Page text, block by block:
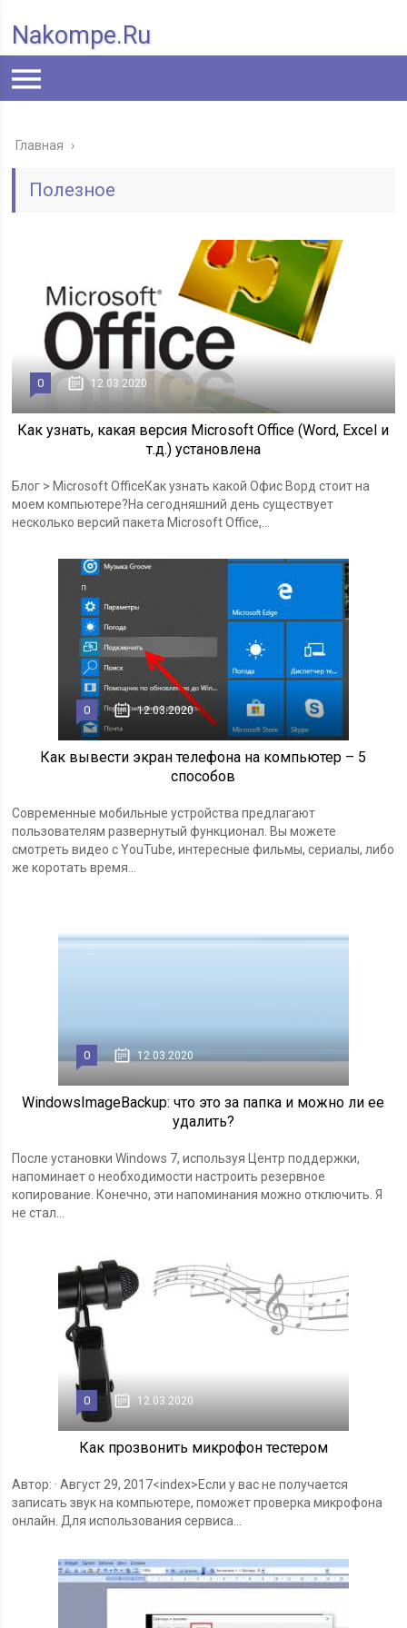
Nakompe.ru
Главная ›
Полезное
0 12.03.2020
Как узнать, какая версия Microsoft Office (Word, Excel и
т.д.) установлена
Блог > Microsoft OfficeКак узнать какой Офис Ворд стоит на
моем компьютере?На сегодняшний день существует
несколько версий пакета Microsoft Office,...
0 12.03.2020
Как вывести экран телефона на компьютер – 5
способов
Современные мобильные устройства предлагают
пользователям развернутый функционал. Вы можете
смотреть видео с YouTube, интересные фильмы, сериалы, либо
же коротать время...
0 12.03.2020
WindowsImageBackup: что это за папка и можно ли ее
удалить?
После установки Windows 7, используя Центр поддержки,
напоминает о необходимости настроить резервное
копирование. Конечно, эти напоминания можно отключить. Я
не стал...
0 12.03.2020
Как прозвонить микрофон тестером
Автор: · Август 29, 2017<index>Если у вас не получается
записать звук на компьютере, поможет проверка микрофона
онлайн. Для использования сервиса...